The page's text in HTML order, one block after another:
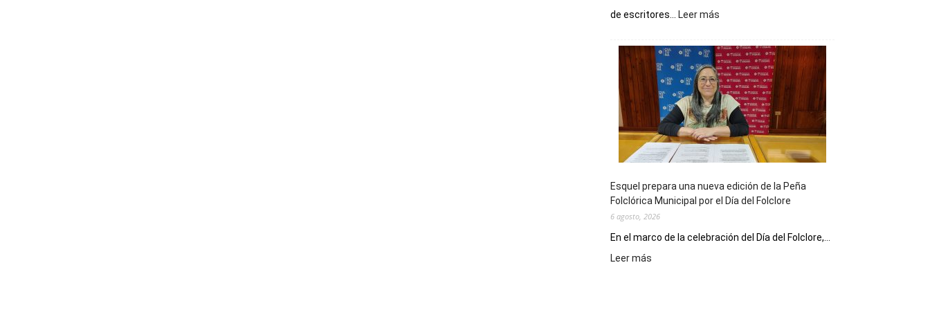
de escritores...
Leer más
Municipal
celebra
sus
90
años
con
un
Conversatorio
Escritores
Locales
Esquel prepara una nueva edición de la Peña
Folclórica Municipal por el Día del Folclore
6 agosto, 2026
En el marco de la celebración del Día del Folclore,...
Leer más